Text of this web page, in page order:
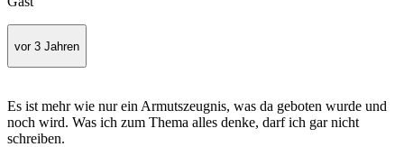
vor 3 Jahren
Es ist mehr wie nur ein Armutszeugnis, was da geboten wurde und
noch wird. Was ich zum Thema alles denke, darf ich gar nicht
schreiben.